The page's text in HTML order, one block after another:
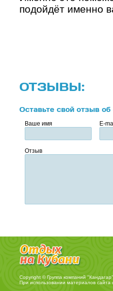
подойдёт именно
ОТЗЫВЫ:
Оставьте свой отзыв об
Ваше имя E-
Отзыв
Copyright © Группа компаний
При использовании материалов сайта